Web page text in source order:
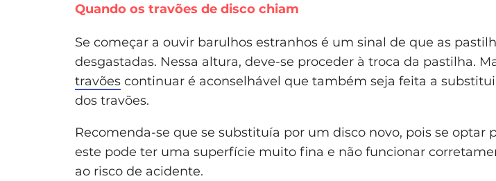
Quando os travões de disco chiam
Se começar a ouvir barulhos estranhos é um sinal de que as
desgastadas. Nessa altura, deve-se proceder à troca da pastilha.
travões continuar é aconselhável que também seja feita a
dos travões.
Recomenda-se que se substituía por um disco novo, pois se optar
este pode ter uma superfície muito fina e não funcionar
ao risco de acidente.